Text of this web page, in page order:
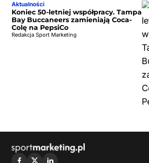
Aktualności
Koniec 50-letniej współpracy. Tampa
Bay Buccaneers zamieniają Coca-
Colę na PepsiCo
Redakcja Sport Marketing